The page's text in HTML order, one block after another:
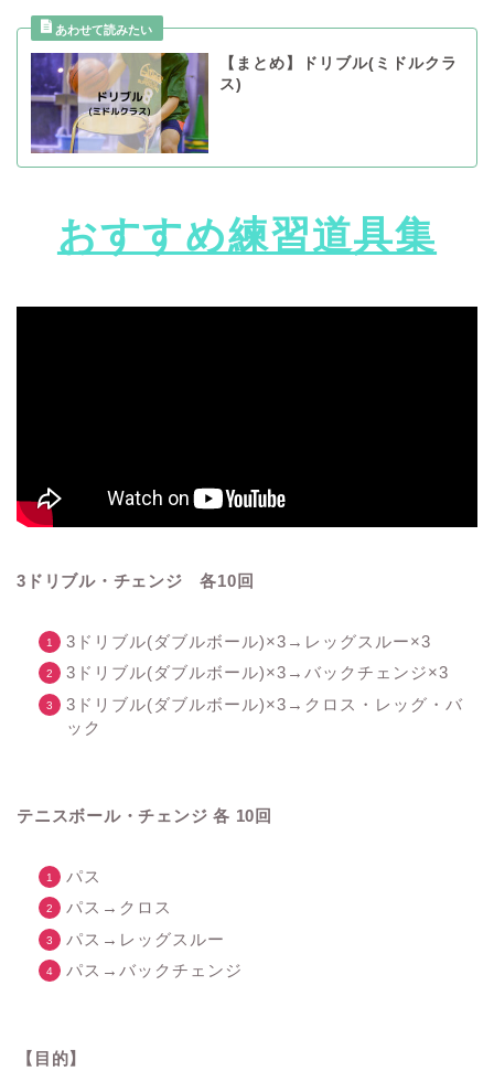
【まとめ】ドリブル(ミドルクラ
ス)
おすすめ練習道具集
3ドリブル・チェンジ 各10回
3ドリブル(ダブルボール)×3→レッグスルー×3
3ドリブル(ダブルボール)×3→バックチェンジ×3
3ドリブル(ダブルボール)×3→クロス・レッグ・バ
ック
テニスボール・チェンジ 各 10回
パス
パス→クロス
パス→レッグスルー
パス→バックチェンジ
【目的】